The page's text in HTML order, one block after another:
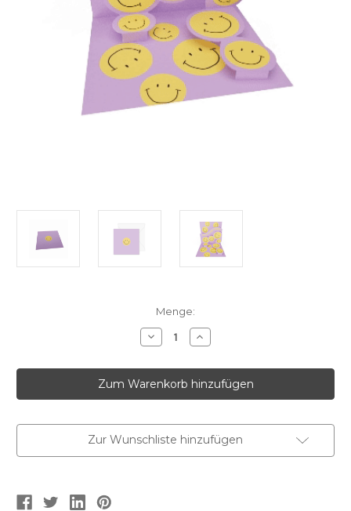
Menge:
Menge
von
Mini
Pop
Up
Karte
Menge
von
Mini
Pop
Up
Karte
Zur Wunschliste hinzufügen